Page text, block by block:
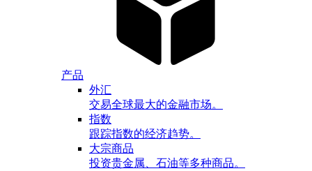
产品
外汇
交易全球最大的金融市场。
指数
跟踪指数的经济趋势。
大宗商品
投资贵金属、石油等多种商品。